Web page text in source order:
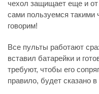
чехол защищает еще и
сами пользуемся такими
говорим!
Все пульты работают
вставил батарейки и
требуют, чтобы его
правило, будет сказано в